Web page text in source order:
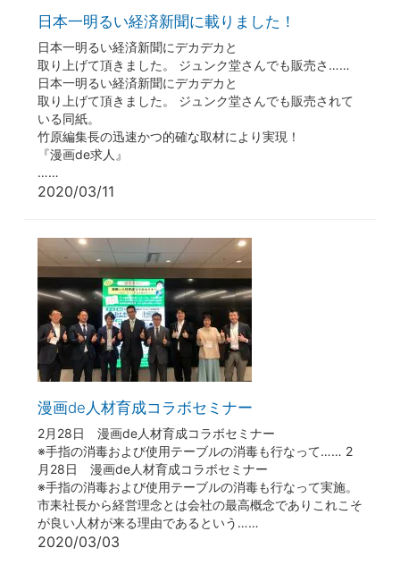
日本一明るい経済新聞に載りました！
日本一明るい経済新聞にデカデカと
取り上げて頂きました。 ジュンク堂さんでも販売さ……
日本一明るい経済新聞にデカデカと
取り上げて頂きました。 ジュンク堂さんでも販売されて
いる同紙。
竹原編集長の迅速かつ的確な取材により実現！
『漫画de求人』
……
2020/03/11
漫画de人材育成コラボセミナー
2月28日 漫画de人材育成コラボセミナー
※手指の消毒および使用テーブルの消毒も行なって…… 2
月28日 漫画de人材育成コラボセミナー
※手指の消毒および使用テーブルの消毒も行なって実施。
市耒社長から経営理念とは会社の最高概念でありこれこそ
が良い人材が来る理由であるという……
2020/03/03